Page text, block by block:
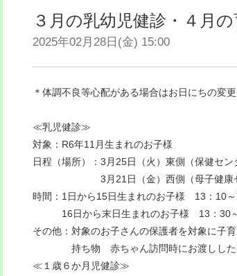
３月の乳幼児健診・４月
2025年02月28日(金) 15:00
＊体調不良等心配がある場合はお日にちの変
≪乳児健診≫
対象：R6年11月生まれのお子様
日程（場所）：3月25日（火）東側（保健セン
3月21日（金）西側（母子健康セ
時間：1日から15日生まれのお子様 13：10
16日から末日生まれのお子様 13：30
その他：対象のお子さんの保護者を対象に子
持ち物 赤ちゃん訪問時にお渡しした申
≪１歳６か月児健診≫